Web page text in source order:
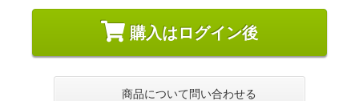
購入はログイン後
商品について問い合わせる